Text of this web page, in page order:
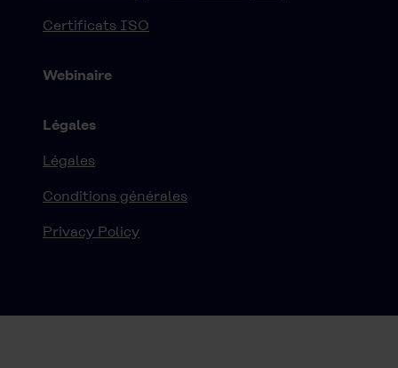
Certificats ISO
Webinaire
Légales
Légales
Conditions générales
Privacy Policy